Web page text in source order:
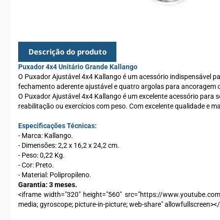
Descrição do produto
Puxador 4x4 Unitário Grande Kallango
O Puxador Ajustável 4x4 Kallango é um acessório indispensável
fechamento aderente ajustável e quatro argolas para
O Puxador Ajustável 4x4 Kallango é um excelente acessório
reabilitação ou exercícios com peso. Com excelente qualidade e
Especificações Técnicas:
- Marca: Kallango.
- Dimensões: 2,2 x 16,2 x 24,2 cm.
- Peso: 0,22 Kg.
- Cor: Preto.
- Material: Polipropileno.
Garantia: 3 meses.
<iframe width="320" height="560" src="https://
media; gyroscope; picture-in-picture; web-share"